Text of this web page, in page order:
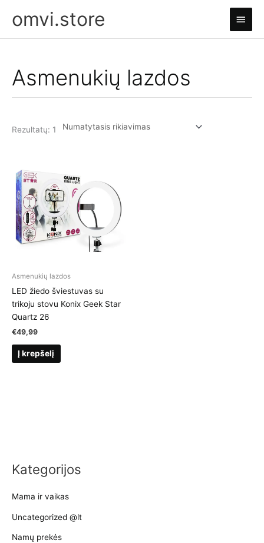
prieomvi.store
Kategorijos
Mama ir vaikas
Uncategorized @lt
Namų prekės
Asmenukių lazdos
Rezultatų: 1
Asmenukių lazdos
LED žiedo šviestuvas su
trikoju stovu Konix Geek Star
Quartz 26
€49,99
Į krepšelį